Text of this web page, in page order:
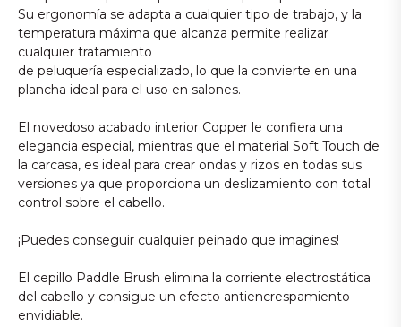
Su ergonomía se adapta a cualquier tipo de trabajo, y la
temperatura máxima que alcanza permite realizar
cualquier tratamiento
de peluquería especializado, lo que la convierte en una
plancha ideal para el uso en salones.
El novedoso acabado interior Copper le confiera una
elegancia especial, mientras que el material Soft Touch de
la carcasa, es ideal para crear ondas y rizos en todas sus
versiones ya que proporciona un deslizamiento con total
control sobre el cabello.
¡Puedes conseguir cualquier peinado que imagines!
El cepillo Paddle Brush elimina la corriente electrostática
del cabello y consigue un efecto antiencrespamiento
envidiable.